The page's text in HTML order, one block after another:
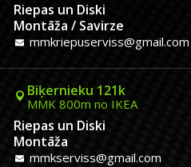
Riepas un Diski
Montāža / Savirze
mmkriepuserviss@gmail.com
Biķernieku 121k
MMK 800m no IKEA
Riepas un Diski
Montāža
mmkserviss@gmail.com